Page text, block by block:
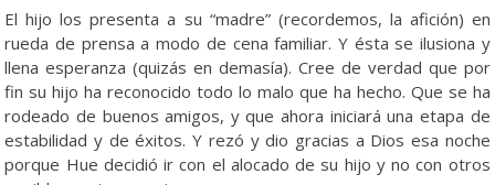
El hijo los presenta a su “madre” (recordemos, la afición) en
rueda de prensa a modo de cena familiar. Y ésta se ilusiona y
llena esperanza (quizás en demasía). Cree de verdad que por
fin su hijo ha reconocido todo lo malo que ha hecho. Que se ha
rodeado de buenos amigos, y que ahora iniciará una etapa de
estabilidad y de éxitos. Y rezó y dio gracias a Dios esa noche
porque Hue decidió ir con el alocado de su hijo y no con otros